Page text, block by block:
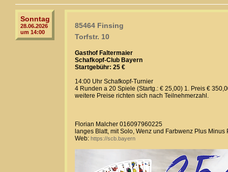
Sonntag
28.06.2026
um 14:00
85464 Finsing
Torfstr. 10
Gasthof Faltermaier
Schafkopf-Club Bayern
Startgebühr: 25 €
14:00 Uhr Schafkopf-Turnier
4 Runden a 20 Spiele (Startg.: € 25,00) 1. Preis €
weitere Preise richten sich nach Teilnehmerzahl.
Florian Malcher 016097960225
langes Blatt, mit Solo, Wenz und Farbwenz Plus Minus
Web: https://scb.bayern